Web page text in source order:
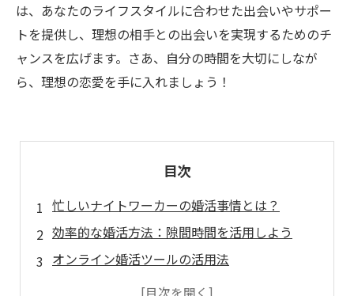
は、あなたのライフスタイルに合わせた出会いやサポー
トを提供し、理想の相手との出会いを実現するためのチ
ャンスを広げます。さあ、自分の時間を大切にしなが
ら、理想の恋愛を手に入れましょう！
目次
忙しいナイトワーカーの婚活事情とは？
効率的な婚活方法：隙間時間を活用しよう
オンライン婚活ツールの活用法
恋愛と仕事の両立：ナイトワーカーの成功事例